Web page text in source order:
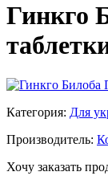
Гинкго
Категория: Для
Производитель:
Хочу заказать